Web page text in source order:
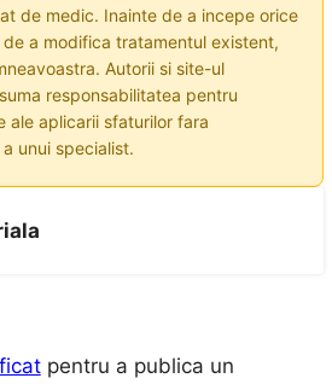
de medic. Inainte de a incepe orice
a modifica tratamentul existent,
Autorii si site-ul
responsabilitatea pentru
ale aplicarii sfaturilor fara
unui specialist.
pentru a publica un